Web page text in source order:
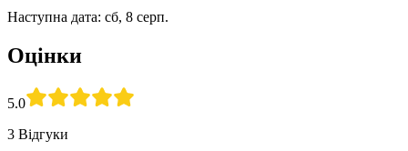
Наступна дата: сб, 8 серп.
Оцінки
5.0
3 Відгуки